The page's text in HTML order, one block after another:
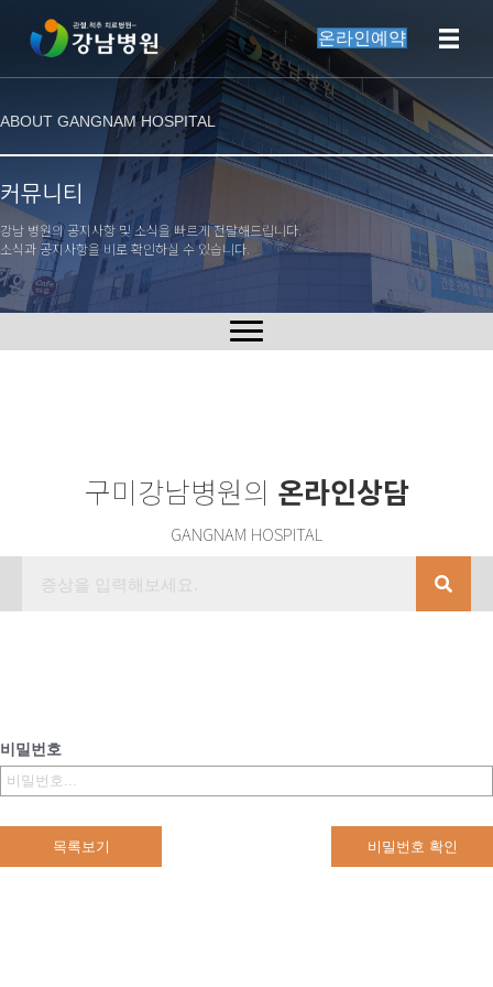
온라인예약
ABOUT GANGNAM HOSPITAL
커뮤니티
강남 병원의 공지사항 및 소식을 빠르게 전달해드립니다.
소식과 공지사항을 비로 확인하실 수 있습니다.
구미강남병원의 온라인상담
GANGNAM HOSPITAL
비밀번호
목록보기 비밀번호 확인